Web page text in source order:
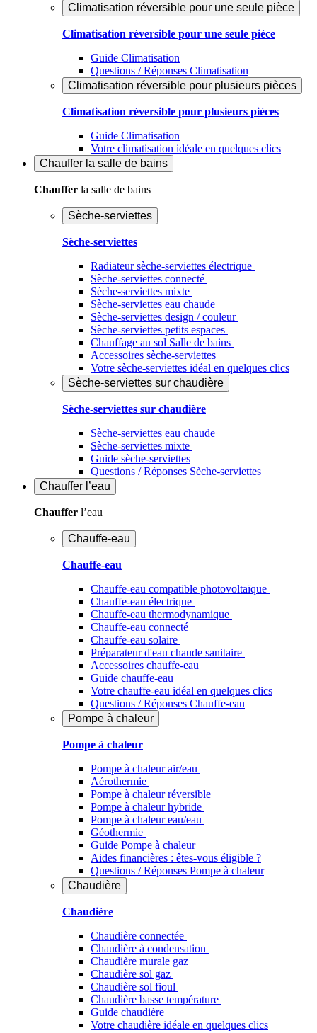
Climatisation réversible pour une seule pièce
Climatisation réversible pour une seule pièce
Guide Climatisation
Questions / Réponses Climatisation
Climatisation réversible pour plusieurs pièces
Climatisation réversible pour plusieurs pièces
Guide Climatisation
Votre climatisation idéale en quelques clics
Chauffer la salle de bains
Chauffer la salle de bains
Sèche-serviettes
Sèche-serviettes
Radiateur sèche-serviettes électrique
Sèche-serviettes connecté
Sèche-serviettes mixte
Sèche-serviettes eau chaude
Sèche-serviettes design / couleur
Sèche-serviettes petits espaces
Chauffage au sol Salle de bains
Accessoires sèche-serviettes
Votre sèche-serviettes idéal en quelques clics
Sèche-serviettes sur chaudière
Sèche-serviettes sur chaudière
Sèche-serviettes eau chaude
Sèche-serviettes mixte
Guide sèche-serviettes
Questions / Réponses Sèche-serviettes
Chauffer l’eau
Chauffer l’eau
Chauffe-eau
Chauffe-eau
Chauffe-eau compatible photovoltaïque
Chauffe-eau électrique
Chauffe-eau thermodynamique
Chauffe-eau connecté
Chauffe-eau solaire
Préparateur d'eau chaude sanitaire
Accessoires chauffe-eau
Guide chauffe-eau
Votre chauffe-eau idéal en quelques clics
Questions / Réponses Chauffe-eau
Pompe à chaleur
Pompe à chaleur
Pompe à chaleur air/eau
Aérothermie
Pompe à chaleur réversible
Pompe à chaleur hybride
Pompe à chaleur​ eau/eau
Géothermie
Guide Pompe à chaleur
Aides financières : êtes-vous éligible ?
Questions / Réponses Pompe à chaleur
Chaudière
Chaudière
Chaudière connectée
Chaudière à condensation
Chaudière murale gaz
Chaudière sol gaz
Chaudière sol fioul
Chaudière basse température
Guide chaudière
Votre chaudière idéale en quelques clics